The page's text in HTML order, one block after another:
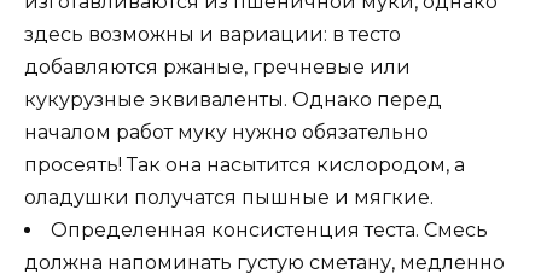
здесь возможны и вариации: в тесто
добавляются ржаные, гречневые или
кукурузные эквиваленты. Однако перед
началом работ муку нужно обязательно
просеять! Так она насытится кислородом, а
оладушки получатся пышные и мягкие.
Определенная консистенция теста. Смесь
должна напоминать густую сметану, медленно